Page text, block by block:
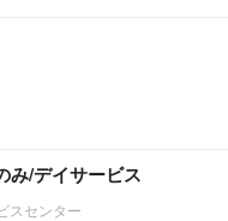
み/デイサービス
スセンター